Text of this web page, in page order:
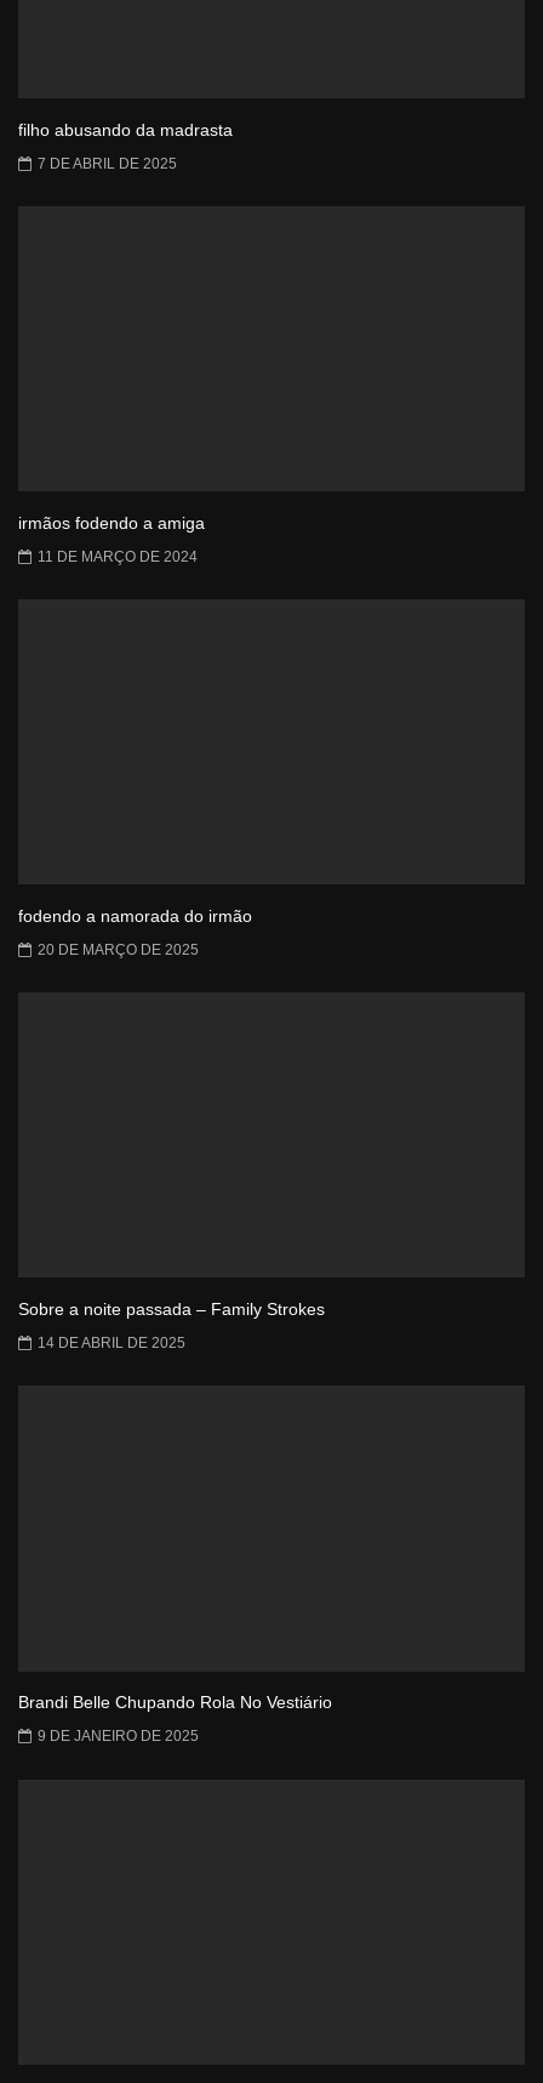
filho abusando da madrasta
7 DE ABRIL DE 2025
irmãos fodendo a amiga
11 DE MARÇO DE 2024
fodendo a namorada do irmão
20 DE MARÇO DE 2025
Sobre a noite passada – Family Strokes
14 DE ABRIL DE 2025
Brandi Belle Chupando Rola No Vestiário
9 DE JANEIRO DE 2025